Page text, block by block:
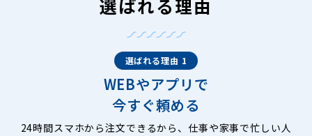
選ばれる理由
選ばれる理由 1
WEBやアプリで
今すぐ頼める
24時間スマホから注文できるから、仕事や家事で忙しい人